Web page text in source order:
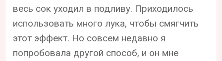
весь сок уходил в подливу. Приходилось
использовать много лука, чтобы смягчить
этот эффект. Но совсем недавно я
попробовала другой способ, и он мне